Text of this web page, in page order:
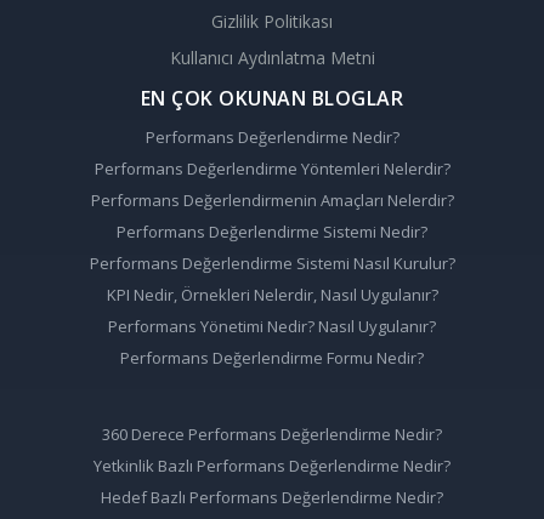
Gizlilik Politikası
Kullanıcı Aydınlatma Metni
EN ÇOK OKUNAN BLOGLAR
Performans Değerlendirme Nedir?
Performans Değerlendirme Yöntemleri Nelerdir?
Performans Değerlendirmenin Amaçları Nelerdir?
Performans Değerlendirme Sistemi Nedir?
Performans Değerlendirme Sistemi Nasıl Kurulur?
KPI Nedir, Örnekleri Nelerdir, Nasıl Uygulanır?
Performans Yönetimi Nedir? Nasıl Uygulanır?
Performans Değerlendirme Formu Nedir?
360 Derece Performans Değerlendirme Nedir?
Yetkinlik Bazlı Performans Değerlendirme Nedir?
Hedef Bazlı Performans Değerlendirme Nedir?